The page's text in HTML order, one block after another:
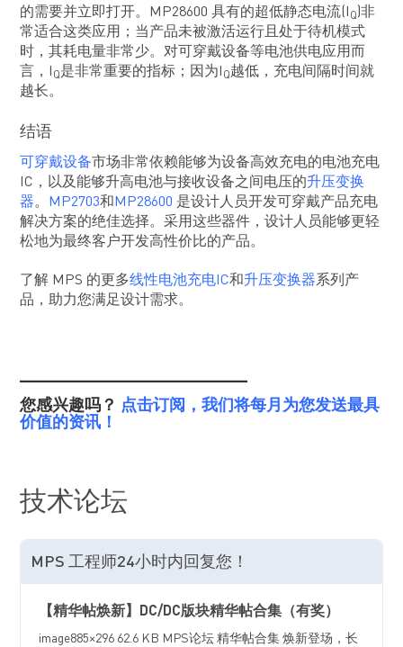
的需要并立即打开。MP28600 具有的超低静态电流(I Q)非
常适合这类应用；当产品未被激活运行且处于待机模式
时，其耗电量非常少。对可穿戴设备等电池供电应用而
言，I Q是非常重要的指标；因为I Q越低，充电间隔时间就
越长。
结语
可穿戴设备市场非常依赖能够为设备高效充电的电池充电
IC，以及能够升高电池与接收设备之间电压的升压变换
器。 MP2703和MP28600 是设计人员开发可穿戴产品充电
解决方案的绝佳选择。采用这些器件，设计人员能够更轻
松地为最终客户开发高性价比的产品。
了解 MPS 的更多线性电池充电IC和升压变换器系列产
品，助力您满足设计需求。
您感兴趣吗？ 点击订阅，我们将每月为您发送最具
价值的资讯！
技术论坛
MPS 工程师24小时内回复您！
【精华帖焕新】DC/DC版块精华帖合集（有奖）
image885×296 62.6 KB MPS论坛 精华帖合集 焕新登场，长